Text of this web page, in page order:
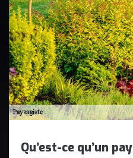
Qu’est-ce qu’un